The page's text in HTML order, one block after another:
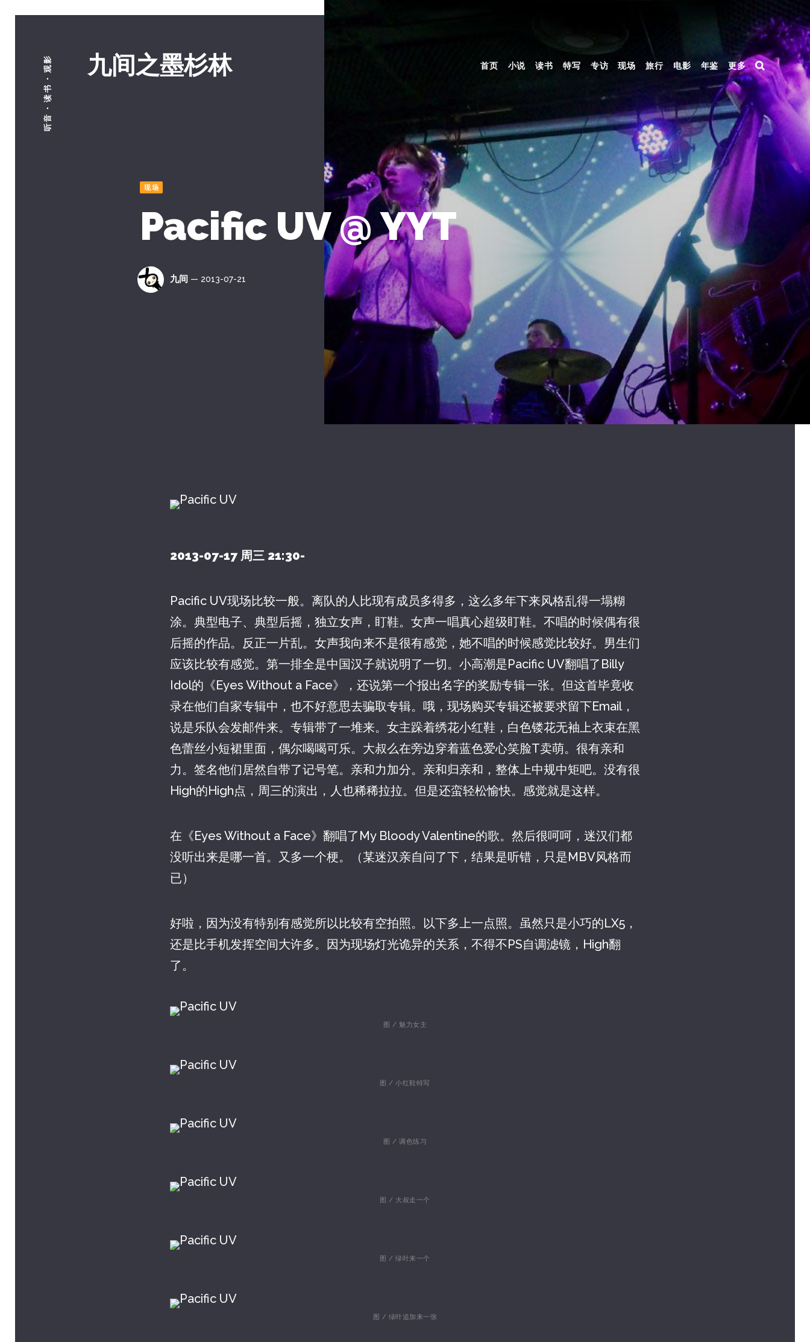
听音 · 读书 · 观影 九间之墨杉林 首页 小说 读书 特写 专访 现场 旅行 电影 年鉴 更多
现场
Pacific UV @ YYT
九间 — 2013-07-21
2013-07-17 周三 21:30-
Pacific UV现场比较一般。离队的人比现有成员多得多，这么多年下来风格乱得一塌糊
涂。典型电子、典型后摇，独立女声，盯鞋。女声一唱真心超级盯鞋。不唱的时候偶有很
后摇的作品。反正一片乱。女声我向来不是很有感觉，她不唱的时候感觉比较好。男生们
应该比较有感觉。第一排全是中国汉子就说明了一切。小高潮是Pacific UV翻唱了Billy
Idol的《Eyes Without a Face》，还说第一个报出名字的奖励专辑一张。但这首毕竟收
录在他们自家专辑中，也不好意思去骗取专辑。哦，现场购买专辑还被要求留下Email，
说是乐队会发邮件来。专辑带了一堆来。女主跺着绣花小红鞋，白色镂花无袖上衣束在黑
色蕾丝小短裙里面，偶尔喝喝可乐。大叔么在旁边穿着蓝色爱心笑脸T卖萌。很有亲和
力。签名他们居然自带了记号笔。亲和力加分。亲和归亲和，整体上中规中矩吧。没有很
High的High点，周三的演出，人也稀稀拉拉。但是还蛮轻松愉快。感觉就是这样。
在《Eyes Without a Face》翻唱了My Bloody Valentine的歌。然后很呵呵，迷汉们都
没听出来是哪一首。又多一个梗。（某迷汉亲自问了下，结果是听错，只是MBV风格而
已）
好啦，因为没有特别有感觉所以比较有空拍照。以下多上一点照。虽然只是小巧的LX5，
还是比手机发挥空间大许多。因为现场灯光诡异的关系，不得不PS自调滤镜，High翻
了。
图 / 魅力女主
图 / 小红鞋特写
图 / 调色练习
图 / 大叔走一个
图 / 绿叶来一个
图 / 绿叶追加来一张